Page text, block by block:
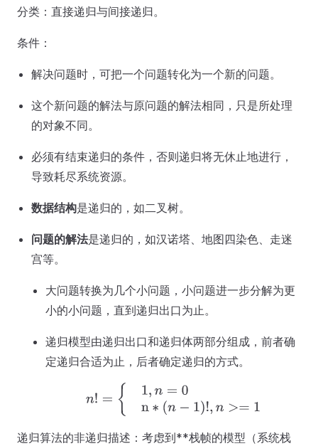
分类：直接递归与间接递归。
条件：
解决问题时，可把一个问题转化为一个新的问题。
这个新问题的解法与原问题的解法相同，只是所处理
的对象不同。
必须有结束递归的条件，否则递归将无休止地进行，
导致耗尽系统资源。
数据结构是递归的，如二叉树。
问题的解法是递归的，如汉诺塔、地图四染色、走迷
宫等。
大问题转换为几个小问题，小问题进一步分解为更
小的小问题，直到递归出口为止。
递归模型由递归出口和递归体两部分组成，前者确
定递归合适为止，后者确定递归的方式。
= n= 0n ∗( n−
递归算法的非递归描述：考虑到**栈帧的模型（系统栈